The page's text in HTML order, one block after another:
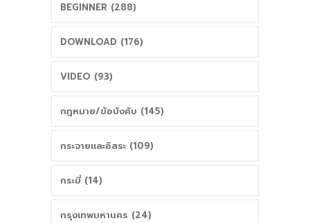
BEGINNER (288)
DOWNLOAD (176)
VIDEO (93)
กฎหมาย/ข้อบังคับ (145)
กระจายและอิสระ (109)
กระบี่ (14)
กรุงเทพมหานคร (24)